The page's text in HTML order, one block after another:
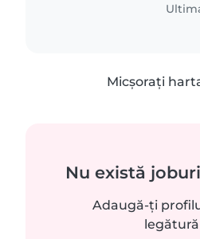
Micșorați
Nu există
Adaugă-ți